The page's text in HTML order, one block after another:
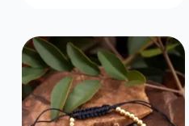
19,90 €
a
34,90 €